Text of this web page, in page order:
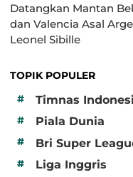
Datangkan Mantan
dan Valencia Asal
Leonel Sibille
TOPIK POPULER
#
Timnas
# Piala Dunia
# Bri Super
# Liga Inggris